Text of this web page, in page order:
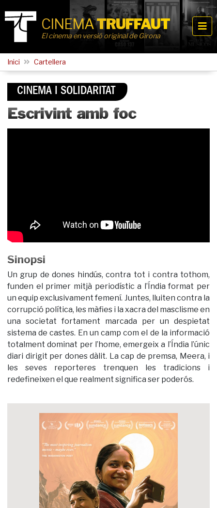
CINEMATRUFFAUT
El cinema en versió original de Girona
Inici Cartellera
CINEMA I SOLIDARITAT
Escrivint amb foc
Sinopsi
Un grup de dones hindús, contra tot i contra tothom,
funden el primer mitjà periodístic a l’Índia format per
un equip exclusivament femení. Juntes, lluiten contra la
corrupció política, les màfies i la xacra del masclisme en
una societat fortament marcada per un despietat
sistema de castes. En un camp com el de la informació
totalment dominat per l’home, emergeix a l’Índia l’únic
diari dirigit per dones dàlit. La cap de premsa, Meera, i
les seves reporteres trenquen les tradicions i
redefineixen el que realment significa ser poderós.